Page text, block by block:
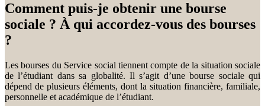
Comment puis-je obtenir une bourse
sociale ? À qui accordez-vous des bourses
?
Les bourses du Service social tiennent compte de la situation sociale
de l’étudiant dans sa globalité. Il s’agit d’une bourse sociale qui
dépend de plusieurs éléments, dont la situation financière, familiale,
personnelle et académique de l’étudiant.